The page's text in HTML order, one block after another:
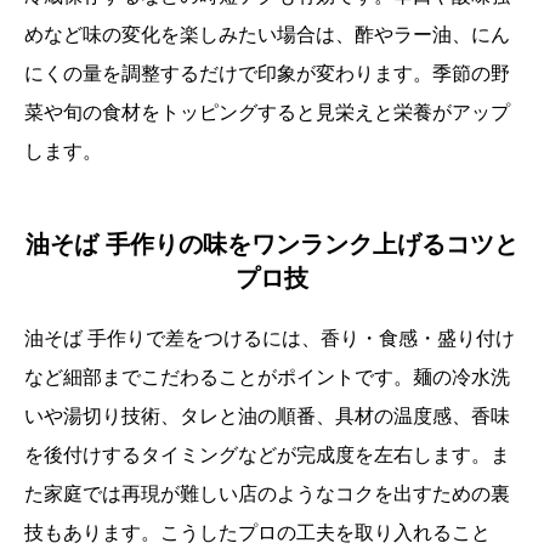
めなど味の変化を楽しみたい場合は、酢やラー油、にん
にくの量を調整するだけで印象が変わります。季節の野
菜や旬の食材をトッピングすると見栄えと栄養がアップ
します。
油そば 手作りの味をワンランク上げるコツと
プロ技
油そば 手作りで差をつけるには、香り・食感・盛り付け
など細部までこだわることがポイントです。麺の冷水洗
いや湯切り技術、タレと油の順番、具材の温度感、香味
を後付けするタイミングなどが完成度を左右します。ま
た家庭では再現が難しい店のようなコクを出すための裏
技もあります。こうしたプロの工夫を取り入れること